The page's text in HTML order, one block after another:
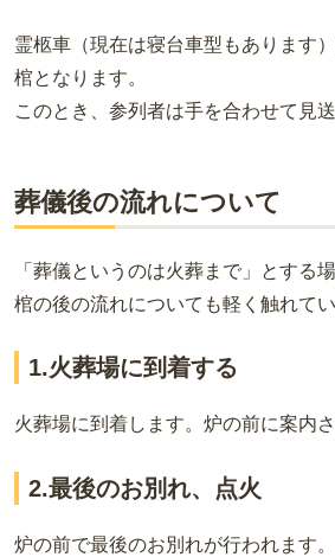
霊柩車（現在は寝台車型もあります
棺となります。
このとき、参列者は手を合わせて見送
葬儀後の流れについて
「葬儀というのは火葬まで」とする
棺の後の流れについても軽く触れてい
1.火葬場に到着する
火葬場に到着します。炉の前に案内
2.最後のお別れ、点火
炉の前で最後のお別れが行われます。